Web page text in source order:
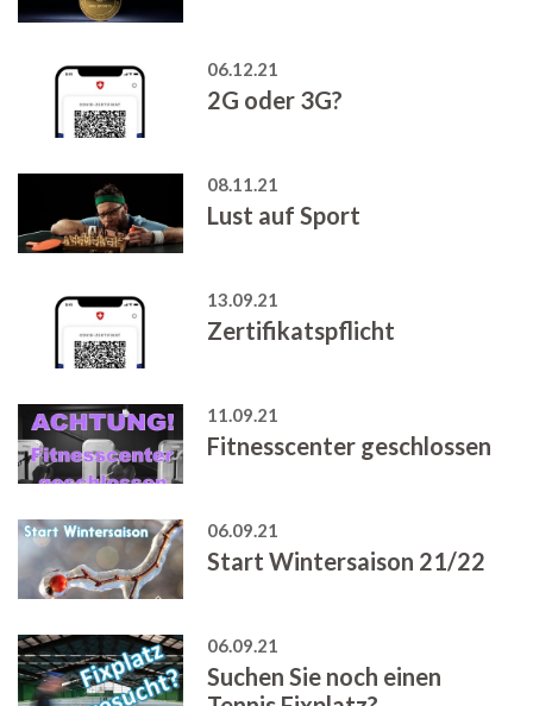
06.12.21
2G oder 3G?
08.11.21
Lust auf Sport
13.09.21
Zertifikatspflicht
11.09.21
Fitnesscenter geschlossen
06.09.21
Start Wintersaison 21/22
06.09.21
Suchen Sie noch einen